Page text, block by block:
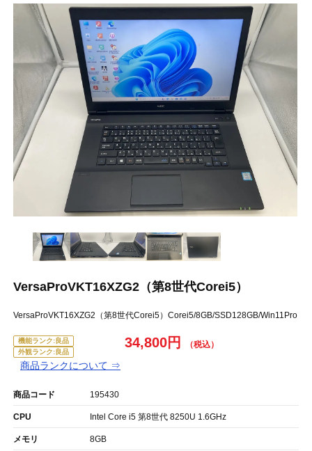
VersaProVKT16XZG2（第8世代Corei5）
VersaProVKT16XZG2（第8世代Corei5）Corei5/8GB/SSD128GB/Win11Pro
機能ランク:良品
外観ランク:良品
商品ランクについて ⇒
34,800円
商品コード 195430
CPU Intel Core i5 第8世代 8250U 1.6GHz
メモリ 8GB